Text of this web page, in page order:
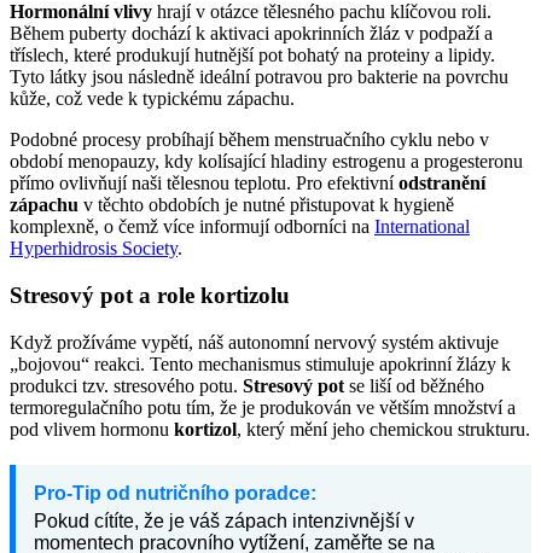
Hormonální vlivy hrají v otázce tělesného pachu klíčovou roli.
Během puberty dochází k aktivaci apokrinních žláz v podpaží a
tříslech, které produkují hutnější pot bohatý na proteiny a lipidy.
Tyto látky jsou následně ideální potravou pro bakterie na povrchu
kůže, což vede k typickému zápachu.
Podobné procesy probíhají během menstruačního cyklu nebo v
období menopauzy, kdy kolísající hladiny estrogenu a progesteronu
přímo ovlivňují naši tělesnou teplotu. Pro efektivníodstranění
zápachu v těchto obdobích je nutné přistupovat k hygieně
komplexně, o čemž více informují odborníci na International
Hyperhidrosis Society.
Stresový pot a role kortizolu
Když prožíváme vypětí, náš autonomní nervový systém aktivuje
„bojovou“ reakci. Tento mechanismus stimuluje apokrinní žlázy k
produkci tzv. stresového potu. Stresový pot se liší od běžného
termoregulačního potu tím, že je produkován ve větším množství a
pod vlivem hormonu kortizol, který mění jeho chemickou strukturu.
Pro-Tip od nutričního poradce:
Pokud cítíte, že je váš zápach intenzivnější v
momentech pracovního vytížení, zaměřte se na